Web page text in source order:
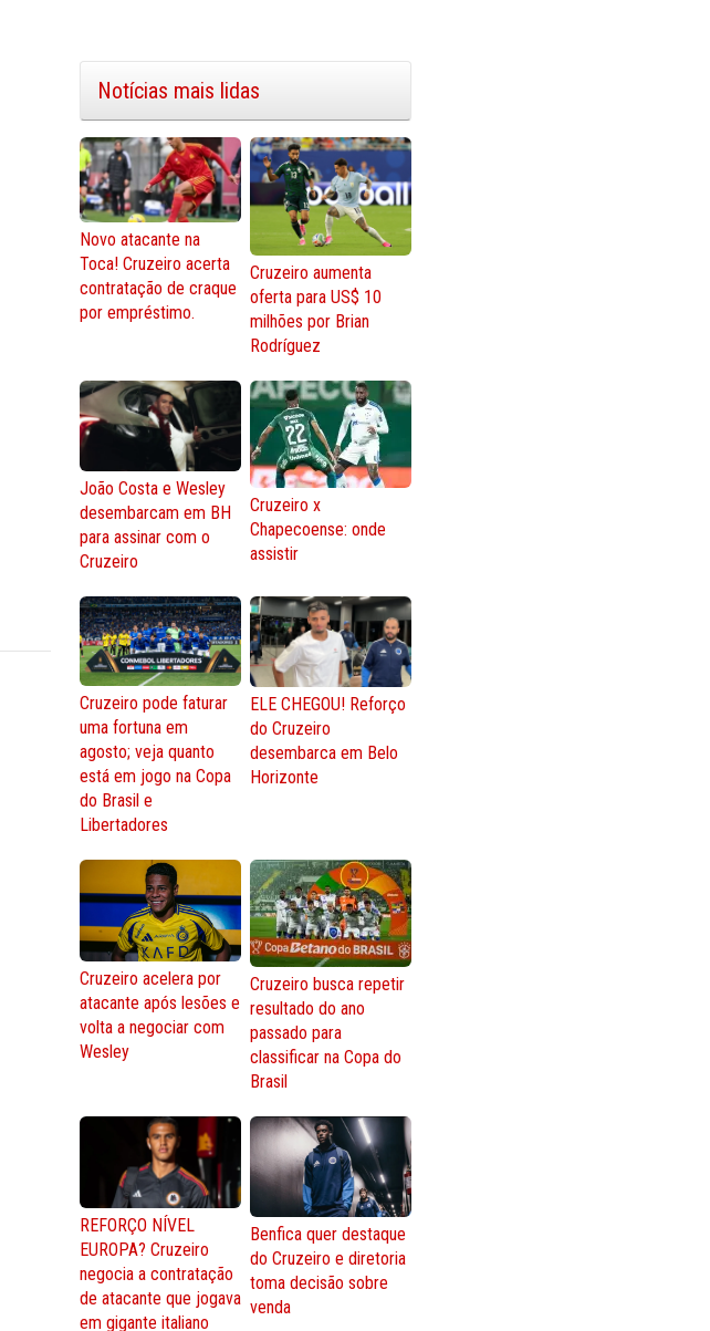
Notícias mais lidas
Novo atacante na
Toca! Cruzeiro acerta
contratação de craque
por empréstimo.
Cruzeiro aumenta
oferta para US$ 10
milhões por Brian
Rodríguez
João Costa e Wesley
desembarcam em BH
para assinar com o
Cruzeiro
Cruzeiro x
Chapecoense: onde
assistir
Cruzeiro pode faturar
uma fortuna em
agosto; veja quanto
está em jogo na Copa
do Brasil e
Libertadores
ELE CHEGOU! Reforço
do Cruzeiro
desembarca em Belo
Horizonte
Cruzeiro acelera por
atacante após lesões e
volta a negociar com
Wesley
Cruzeiro busca repetir
resultado do ano
passado para
classificar na Copa do
Brasil
REFORÇO NÍVEL
EUROPA? Cruzeiro
negocia a contratação
de atacante que jogava
em gigante italiano
Benfica quer destaque
do Cruzeiro e diretoria
toma decisão sobre
venda